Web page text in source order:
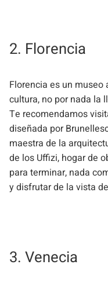
2. Florencia
Florencia es un
cultura, no por nada la
Te recomendamos
diseñada por
maestra de la
de los Uffizi, hogar de
para terminar, nada
y disfrutar de la vista
3. Venecia